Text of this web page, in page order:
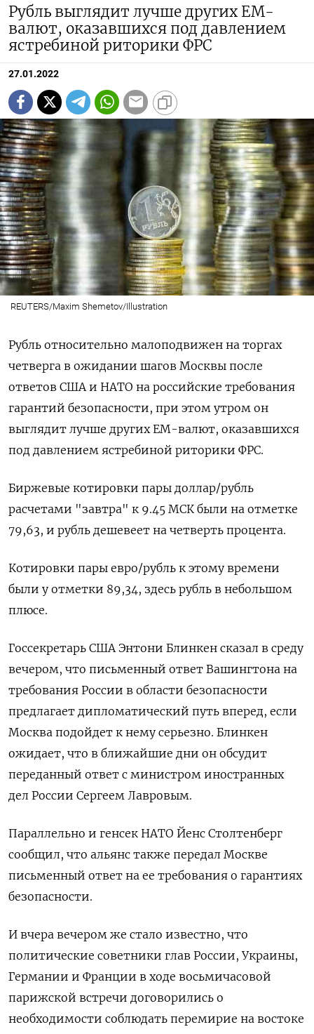
Рубль выглядит лучше других ЕМ-
валют, оказавшихся под давлением
ястребиной риторики ФРС
27.01.2022
REUTERS/Maxim Shemetov/Illustration
Рубль относительно малоподвижен на торгах
четверга в ожидании шагов Москвы после
ответов США и НАТО на российские требования
гарантий безопасности, при этом утром он
выглядит лучше других ЕМ-валют, оказавшихся
под давлением ястребиной риторики ФРС.
Биржевые котировки пары доллар/рубль
расчетами "завтра" к 9.45 МСК были на отметке
79,63, и рубль дешевеет на четверть процента.
Котировки пары евро/рубль к этому времени
были у отметки 89,34, здесь рубль в небольшом
плюсе.
Госсекретарь США Энтони Блинкен сказал в среду
вечером, что письменный ответ Вашингтона на
требования России в области безопасности
предлагает дипломатический путь вперед, если
Москва подойдет к нему серьезно. Блинкен
ожидает, что в ближайшие дни он обсудит
переданный ответ с министром иностранных
дел России Сергеем Лавровым.
Параллельно и генсек НАТО Йенс Столтенберг
сообщил, что альянс также передал Москве
письменный ответ на ее требования о гарантиях
безопасности.
И вчера вечером же стало известно, что
политические советники глав России, Украины,
Германии и Франции в ходе восьмичасовой
парижской встречи договорились о
необходимости соблюдать перемирие на востоке